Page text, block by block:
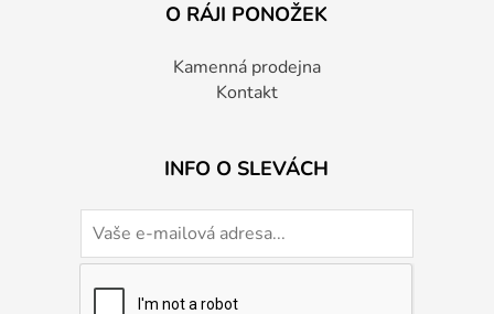
O RÁJI PONOŽEK
Kamenná prodejna
Kontakt
INFO O SLEVÁCH